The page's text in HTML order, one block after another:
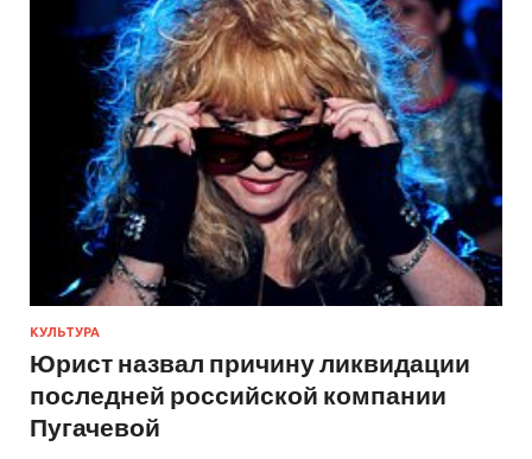
КУЛЬТУРА
Юрист назвал причину ликвидации
последней российской компании
Пугачевой